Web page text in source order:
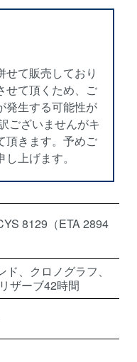
て販売しており
せて頂くため、ご
発生する可能性が
ございませんがキ
頂きます。予めご
上げます。
8129（ETA 2894
、クロノグラフ、
ザーブ42時間